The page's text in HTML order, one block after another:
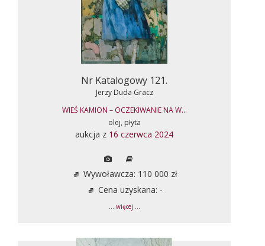
Nr Katalogowy 121.
Jerzy Duda Gracz
WIEŚ KAMION – OCZEKIWANIE NA W...
olej, płyta
aukcja z 16 czerwca 2024
Wywoławcza: 110 000 zł
Cena uzyskana: -
... więcej ...